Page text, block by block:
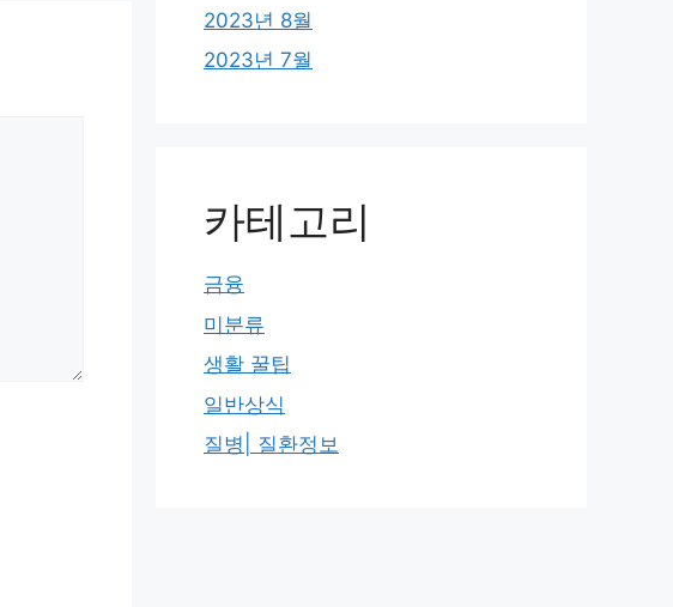
2023년 8월
2023년 7월
카테고리
금융
미분류
생활 꿀팁
일반상식
질병| 질환정보